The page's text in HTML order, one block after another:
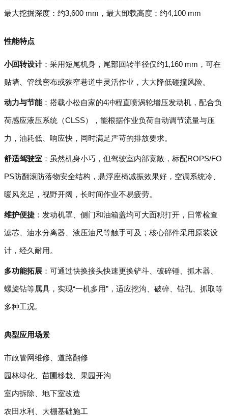
最大挖掘深度：约3,600 mm，最大卸载高度：约4,100 mm
性能特点
小回转设计：采用短尾机身，尾部回转半径仅约1,160 mm，可在
贴墙、管线密布或狭窄巷道中灵活作业，大大降低碰撞风险。
动力与节能：搭载小松自家的4冲程直喷涡轮增压发动机，配合负
荷感应液压系统（CLSS），能根据作业负荷自动调节流量与压
力，油耗低、响应快，同时满足严苛的排放要求。
舒适驾驶室 ：虽然机身小巧，但驾驶室内部宽敞，标配ROPS/FO
PS防翻滚防落物安全结构，悬浮座椅减振效果好，空调系统冷、
暖风充足，视野开阔，长时间作业不易疲劳。
维护便捷 ：发动机罩、侧门和油箱盖均可大面积打开，日常检查
滤芯、油水分离器、液压油尺等触手可及；核心部件采用原装设
计，经久耐用。
多功能拓展 ：可通过快换接头快速更换铲斗、破碎锤、抓木器、
螺旋钻等属具，实现“一机多用”，适应挖沟、破碎、钻孔、抓取等
多种工况。
典型应用场景
市政管网维修、道路翻修
园林绿化、苗圃移栽、果园开沟
室内拆除、地下室改造
农田水利、大棚基础施工